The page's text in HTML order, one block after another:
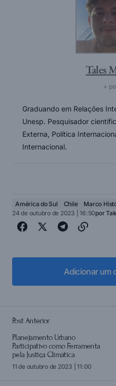
Tales
+
Graduando em Relações
Unesp. Pesquisador
Externa, Política
Internacional.
América do Sul Chile Marco
24 de outubro de 2023 | 16:50por
Adicionar um
Adicionar um
Post Anterior
Planejamento Urbano
Participativo como Ferramenta
pela Justiça Climática
11 de outubro de 2023 | 11:00